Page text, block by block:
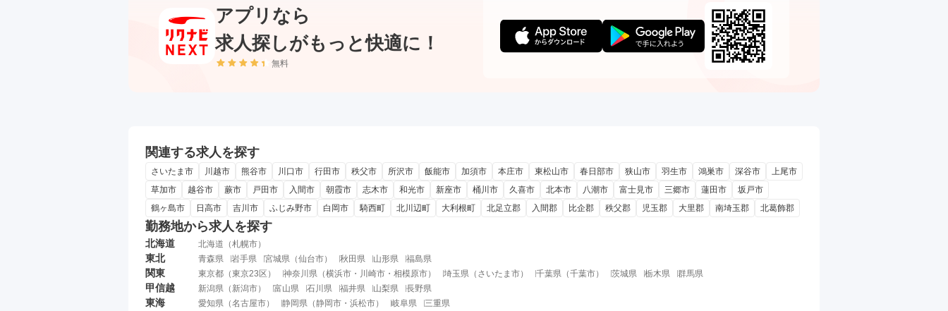
アプリなら
求人探しがもっと快適に！
無料
関連する求人を探す
さいたま市 川越市 熊谷市 川口市 行田市 秩父市 所沢市 飯能市 加須市 本庄市 東松山市 春日部市 狭山市 羽生市 鴻巣市 深谷市
上尾市
草加市
越谷市 蕨市 戸田市 入間市 朝霞市 志木市 和光市 新座市 桶川市 久喜市 北本市 八潮市 富士見市 三郷市 蓮田市
坂戸市
鶴ヶ島市
日高市 吉川市 ふじみ野市 白岡市 騎西町 北川辺町 大利根町 北足立郡 入間郡 比企郡 秩父郡 児玉郡 大里郡 南埼玉郡 北葛飾郡
勤務地から求人を探す
北海道 北海道 （札幌市）
東北 青森県 岩手県 宮城県 （仙台市） 秋田県 山形県 福島県
関東 東京都 （東京23区 ） 神奈川県 （横浜市 ・ 川崎市 ・ 相模原市） 埼玉県 （ さいたま市） 千葉県 （千葉市） 茨城県 栃木県 群馬県
甲信越 新潟県 （ 新潟市） 富山県 石川県 福井県 山梨県 長野県
東海 愛知県 （名古屋市） 静岡県 （静岡市 ・ 浜松市） 岐阜県 三重県